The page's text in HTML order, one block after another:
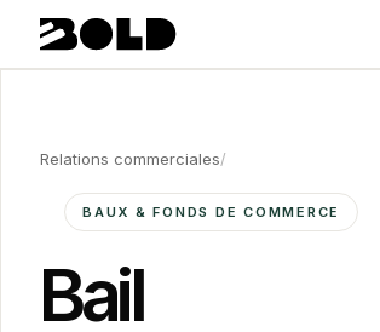
Relations commerciales/
BAUX & FONDS DE COMMERCE
Bail